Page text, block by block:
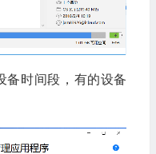
备时间段，有的设备